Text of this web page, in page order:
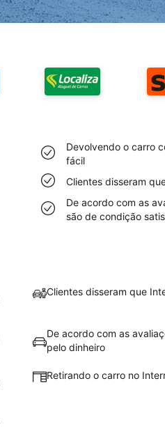
Devolvendo o carro
fácil
Clientes disseram
De acordo com as
são de condição
Clientes disseram que
De acordo com as
pelo dinheiro
Retirando o carro no